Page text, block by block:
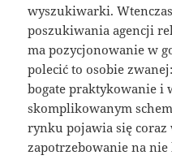
wyszukiwarki.
poszukiwania agencji
ma pozycjonowanie w
polecić to osobie
bogate praktykowanie i
skomplikowanym
rynku pojawia się coraz
zapotrzebowanie na